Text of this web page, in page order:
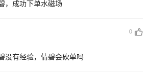
，成功下单水磁场
0
没有经验，倩碧会砍单吗